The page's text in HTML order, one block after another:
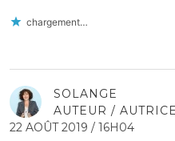
chargement…
SOLANGE
AUTEUR / AUTRICE
22 AOÛT 2019 / 16H04